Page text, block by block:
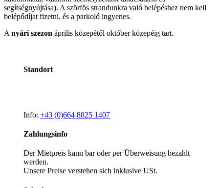
segítségnyújtása). A szörfös strandunkra való belépéshez nem kell
belépődíjat fizetni, és a parkoló ingyenes.
Anyári szezon április közepétől október közepéig tart.
Standort
Info: +43 (0)664 8825 1407
Zahlungsinfo
Der Mietpreis kann bar oder per Überweisung bezahlt
werden.
Unsere Preise verstehen sich inklusive USt.